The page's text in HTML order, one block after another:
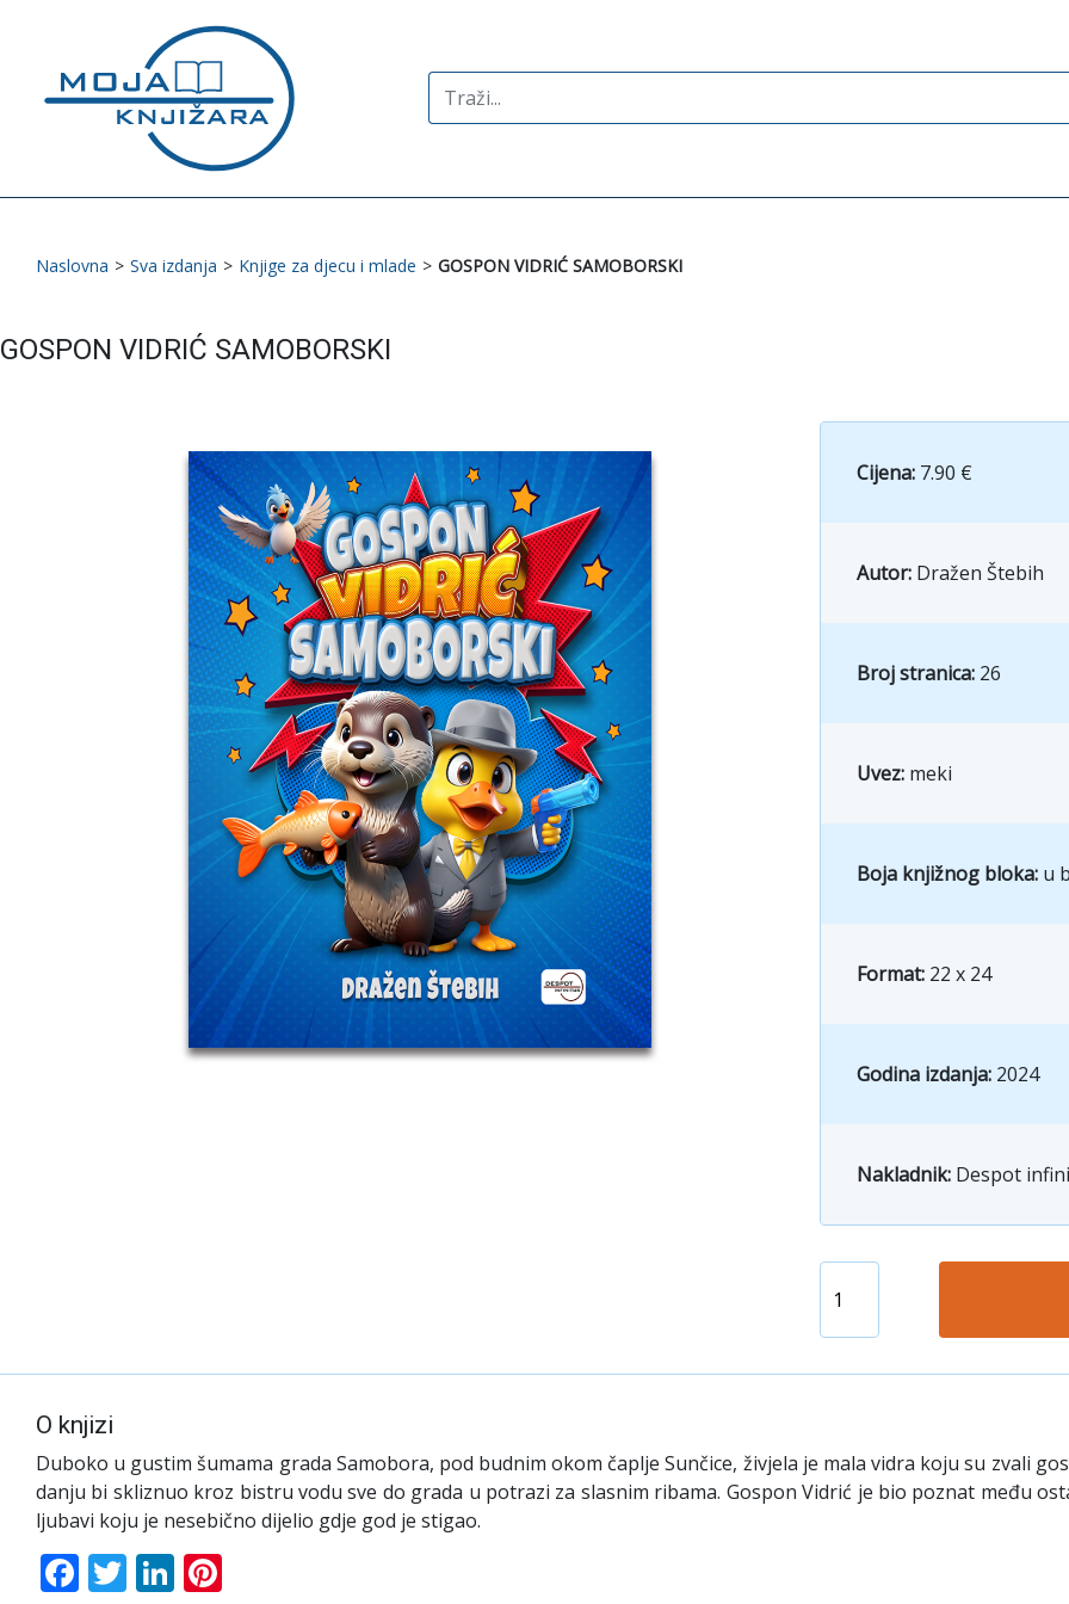
Search
for:
Naslovna > Sva izdanja > Knjige za djecu i mlade > GOSPON VIDRIĆ SAMOBORSKI
GOSPON VIDRIĆ SAMOBORSKI
Cijena: 7.90 €
Autor: Dražen Štebih
Broj stranica: 26
Uvez: meki
Boja knjižnog bloka: u
Format: 22 x 24
Godina izdanja: 2024
Nakladnik: Despot
O knjizi
Duboko u gustim šumama grada Samobora, pod budnim okom čaplje Sunčice, živjela je mala vidra koju su zvali
danju bi skliznuo kroz bistru vodu sve do grada u potrazi za slasnim ribama. Gospon Vidrić je bio poznat među
ljubavi koju je nesebično dijelio gdje god je stigao.
Facebook
TwitterLinkedIn